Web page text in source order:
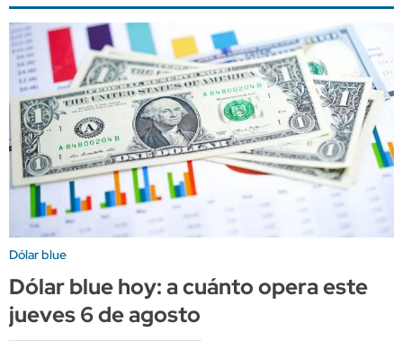
Dólar blue
Dólar blue hoy: a cuánto opera este
jueves 6 de agosto